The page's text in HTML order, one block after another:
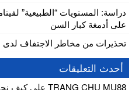
على أدمغة كبار السن
تحذيرات من مخاطر الاجتفاف لدى
أحدث التعليقات
TRANG CHU MU88 علىكيف